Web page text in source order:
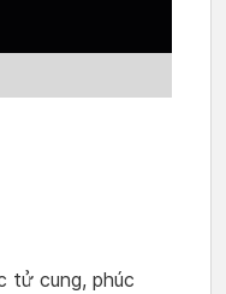
tử cung, phúc